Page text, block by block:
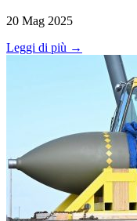
20 Mag 2025
Leggi di più →